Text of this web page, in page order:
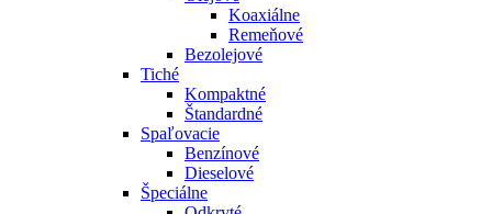
Koaxiálne
Remeňové
Bezolejové
Tiché
Kompaktné
Štandardné
Spaľovacie
Benzínové
Dieselové
Špeciálne